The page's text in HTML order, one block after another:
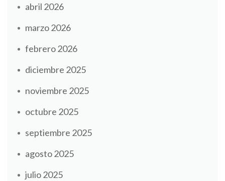
abril 2026
marzo 2026
febrero 2026
diciembre 2025
noviembre 2025
octubre 2025
septiembre 2025
agosto 2025
julio 2025